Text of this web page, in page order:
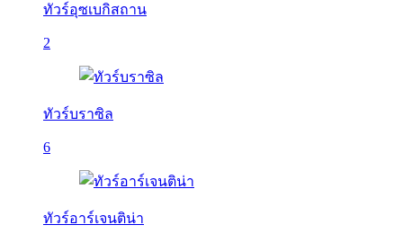
ทัวร์อุซเบกิสถาน
2
ทัวร์บราซิล
6
ทัวร์อาร์เจนติน่า